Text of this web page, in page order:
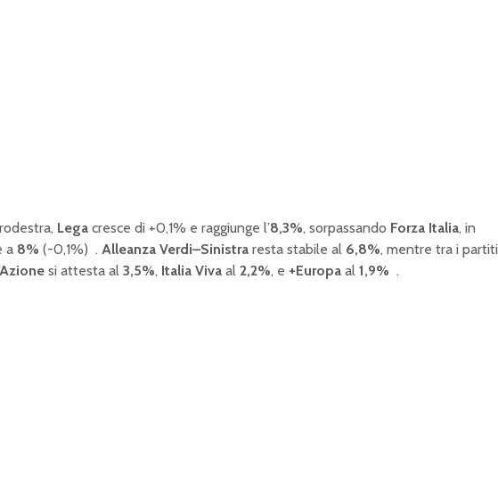
Lega cresce di +0,1% e raggiunge l’8,3%, sorpassando Forza Italia, in
a 8% (-0,1%) . Alleanza Verdi–Sinistra resta stabile al 6,8%, mentre tra i partiti
Azione si attesta al 3,5%, Italia Viva al 2,2%, e +Europa al 1,9% .